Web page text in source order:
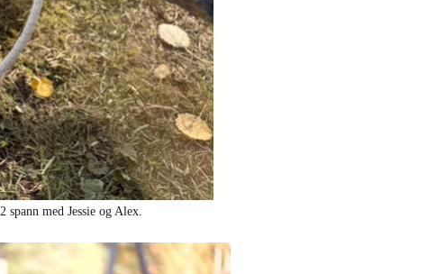
med Jessie og Alex.